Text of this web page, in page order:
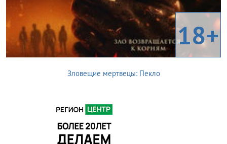
18+
Зловещие мертвецы: Пекло